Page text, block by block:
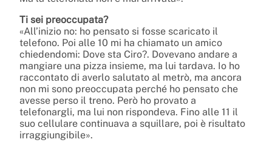
Ti sei preoccupata?
«All’inizio no: ho pensato si fosse scaricato il
telefono. Poi alle 10 mi ha chiamato un amico
chiedendomi: Dove sta Ciro?. Dovevano andare a
mangiare una pizza insieme, ma lui tardava. Io ho
raccontato di averlo salutato al metrò, ma ancora
non mi sono preoccupata perché ho pensato che
avesse perso il treno. Però ho provato a
telefonargli, ma lui non rispondeva. Fino alle 11 il
suo cellulare continuava a squillare, poi è risultato
irraggiungibile».